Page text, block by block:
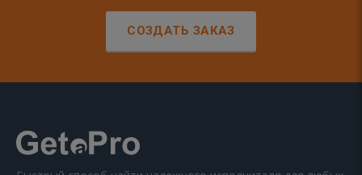
СОЗДАТЬ ЗАКАЗ